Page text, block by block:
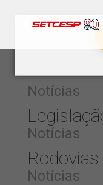
Notícias
Notícias
Rodovias
Notícias